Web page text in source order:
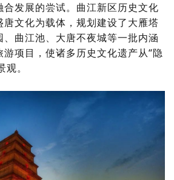
发展的尝试。曲江新区历史文化
唐文化为载体，规划建设了大雁塔
曲江池、大唐不夜城等一批内涵
项目，使诸多历史文化遗产从“隐
。